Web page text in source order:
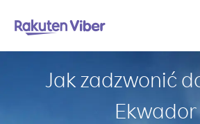
Jak zadzwonić
Ekwador